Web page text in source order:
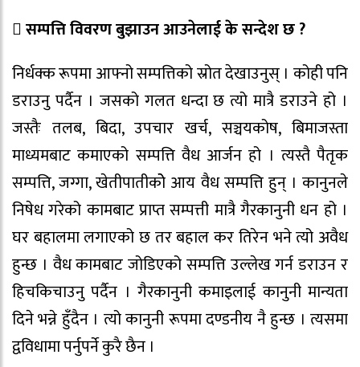
 सम्पत्ति विवरण बुझाउन आउनेलाई के सन्देश छ ?
निर्धक्क रूपमा आफ्नो सम्पत्तिको स्रोत देखाउनुस् । कोही पनि
डराउनु पर्दैन । जसको गलत धन्दा छ त्यो मात्रै डराउने हो ।
जस्तैः तलब, बिदा, उपचार खर्च, सञ्चयकोष, बिमाजस्ता
माध्यमबाट कमाएको सम्पत्ति वैध आर्जन हो । त्यस्तै पैतृक
सम्पत्ति, जग्गा, खेतीपातीकोे आय वैध सम्पत्ति हुन् । कानुनले
निषेध गरेको कामबाट प्राप्त सम्पत्ती मात्रै गैरकानुनी धन हो ।
घर बहालमा लगाएको छ तर बहाल कर तिरेन भने त्यो अवैध
हुन्छ । वैध कामबाट जोडिएको सम्पत्ति उल्लेख गर्न डराउन र
हिचकिचाउनु पर्दैन । गैरकानुनी कमाइलाई कानुनी मान्यता
दिने भन्ने हुँदैन । त्यो कानुनी रूपमा दण्डनीय नै हुन्छ । त्यसमा
द्वविधामा पर्नुपर्ने कुरै छैन ।